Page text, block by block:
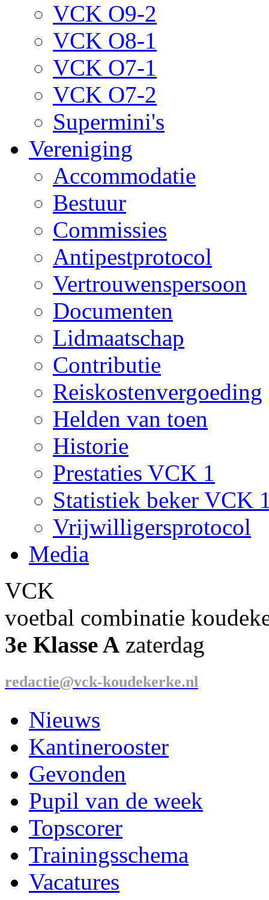
VCK O9-2
VCK O8-1
VCK O7-1
VCK O7-2
Supermini's
Vereniging
Accommodatie
Bestuur
Commissies
Antipestprotocol
Vertrouwenspersoon
Documenten
Lidmaatschap
Contributie
Reiskostenvergoeding
Helden van toen
Historie
Prestaties VCK 1
Statistiek beker VCK
Vrijwilligersprotocol
Media
VCK
voetbal combinatie
3e Klasse A zaterdag
redactie@vck-koudekerke.nl
Nieuws
Kantinerooster
Gevonden
Pupil van de week
Topscorer
Trainingsschema
Vacatures